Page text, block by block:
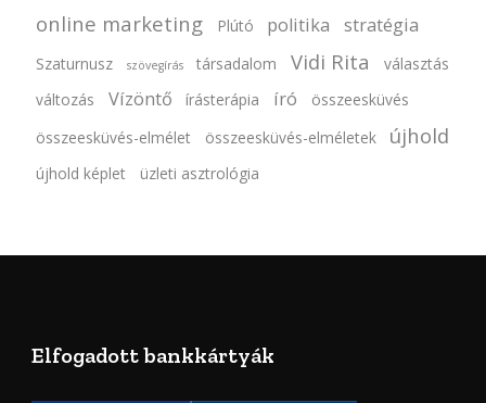
online marketing Plútó politika stratégia
Szaturnusz szövegírás társadalom Vidi Rita
választás
változás
Vízöntő írásterápia író
összeesküvés
összeesküvés-elmélet
összeesküvés-elméletek újhold
újhold képlet üzleti asztrológia
Elfogadott bankkártyák